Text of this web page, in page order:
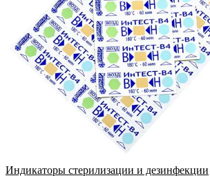
Индикаторы стерилизации и дезинфекции